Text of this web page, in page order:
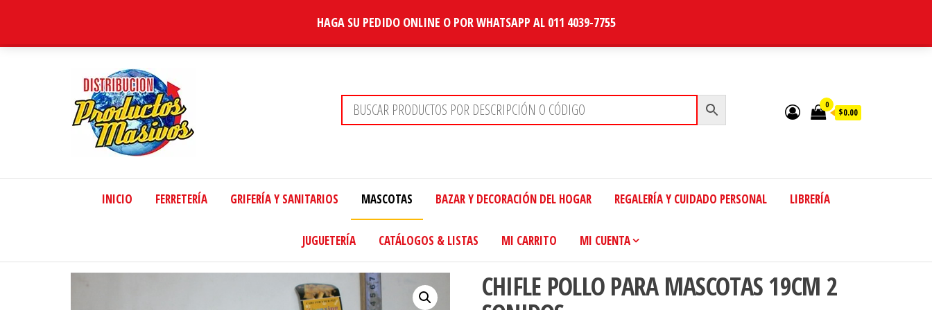
HAGA SU PEDIDO ONLINE O POR WHATSAPP AL 011 4039-7755
0
$0.00
INICIO FERRETERÍA GRIFERÍA Y SANITARIOS MASCOTAS BAZAR Y DECORACIÓN DEL HOGAR REGALERÍA Y CUIDADO PERSONAL LIBRERÍA
JUGUETERÍA CATÁLOGOS & LISTAS MI CARRITO MI CUENTA
CHIFLE POLLO PARA MASCOTAS 19CM 2